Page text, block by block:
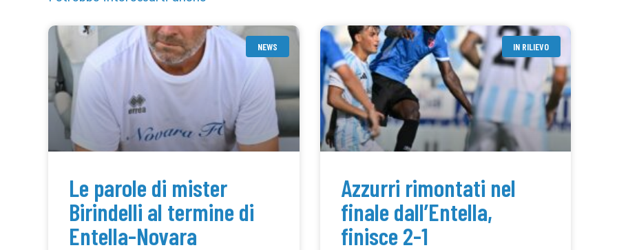
NEWS
Le parole di mister
Birindelli al termine di
Entella-Novara
IN RILIEVO
Azzurri rimontati nel
finale dall’Entella,
finisce 2-1